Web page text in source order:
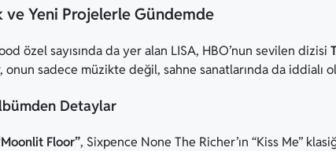
ve Yeni Projelerle Gündemde
özel sayısında da yer alan LISA, HBO’nun sevilen dizisi
onun sadece müzikte değil, sahne sanatlarında da iddialı
Detaylar
Floor”, Sixpence None The Richer’ın “Kiss Me”